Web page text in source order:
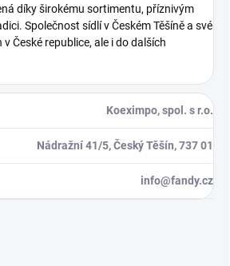
díky širokému sortimentu, příznivým
Společnost sídlí v Českém Těšíně a své
České republice, ale i do dalších
Koeximpo, spol. s r.o.
Nádražní 41/5, Český Těšín, 737 01
info@fandy.cz